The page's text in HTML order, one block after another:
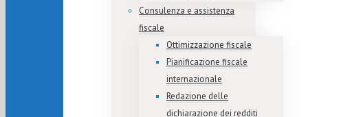
Consulenza e assistenza
fiscale
Ottimizzazione fiscale
Pianificazione fiscale
internazionale
Redazione delle
dichiarazione dei redditi